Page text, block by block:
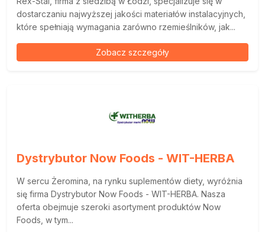
dostarczaniu najwyższej jakości materiałów instalacyjnych,
które spełniają wymagania zarówno rzemieślników, jak...
Zobacz szczegóły
Dystrybutor Now Foods - WIT-HERBA
W sercu Żeromina, na rynku suplementów diety, wyróżnia
się firma Dystrybutor Now Foods - WIT-HERBA. Nasza
oferta obejmuje szeroki asortyment produktów Now
Foods, w tym...